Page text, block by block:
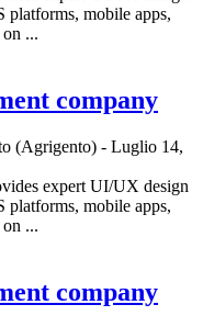
platforms, mobile apps,
...
company
(Agrigento) - Luglio 14,
expert UI/UX design
platforms, mobile apps,
...
company